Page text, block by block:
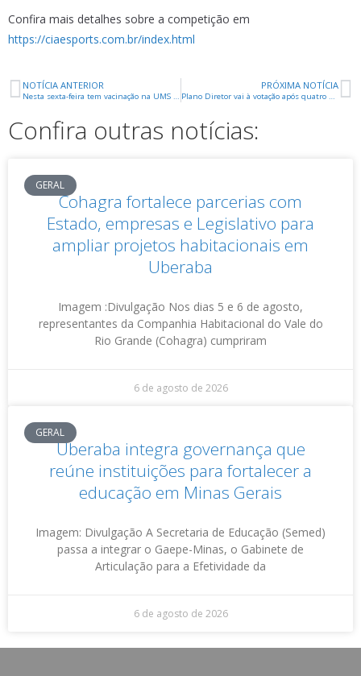
Confira mais detalhes sobre a competição em
https://ciaesports.com.br/index.html
NOTÍCIA ANTERIOR
Nesta sexta-feira tem vacinação na UMS Abadia
PRÓXIMA NOTÍCIA
Plano Diretor vai à votação após quatro anos de construção técnica e participação popular
Confira outras notícias:
GERAL
Cohagra fortalece parcerias com
Estado, empresas e Legislativo para
ampliar projetos habitacionais em
Uberaba
Imagem :Divulgação Nos dias 5 e 6 de agosto,
representantes da Companhia Habitacional do Vale do
Rio Grande (Cohagra) cumpriram
6 de agosto de 2026
GERAL
Uberaba integra governança que
reúne instituições para fortalecer a
educação em Minas Gerais
Imagem: Divulgação A Secretaria de Educação (Semed)
passa a integrar o Gaepe-Minas, o Gabinete de
Articulação para a Efetividade da
6 de agosto de 2026